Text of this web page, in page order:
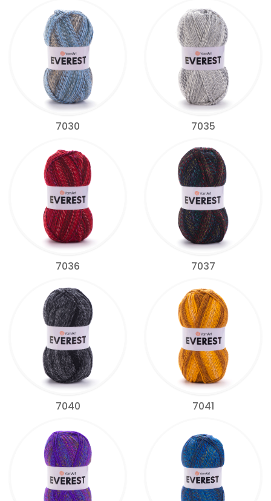
7030 7035
7036 7037
7040 7041